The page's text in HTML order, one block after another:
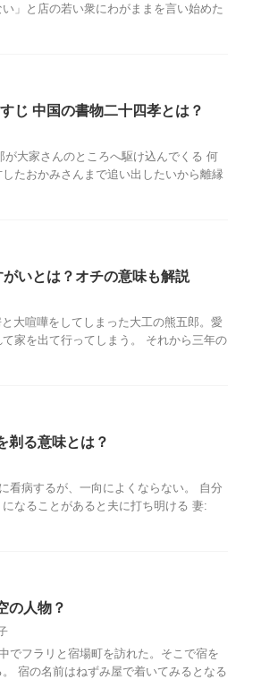
」と店の若い衆にわがままを言い始めた
じ 中国の書物二十四孝とは？
大家さんのところへ駆け込んでくる 何
たおかみさんまで追い出したいから離縁
いとは？オチの意味も解説
大喧嘩をしてしまった大工の熊五郎。愛
家を出て行ってしまう。 それから三年の
剃る意味とは？
看病するが、一向によくならない。 自分
なることがあると夫に打ち明ける 妻:
の人物？
でフラリと宿場町を訪れた。そこで宿を
宿の名前はねずみ屋で着いてみるとなる